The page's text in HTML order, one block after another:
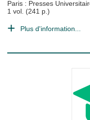
Paris : Presses
1 vol. (241 p.)
Plus d'information...